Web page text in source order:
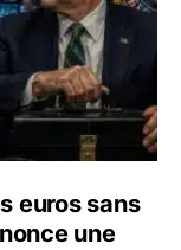
euros sans
une